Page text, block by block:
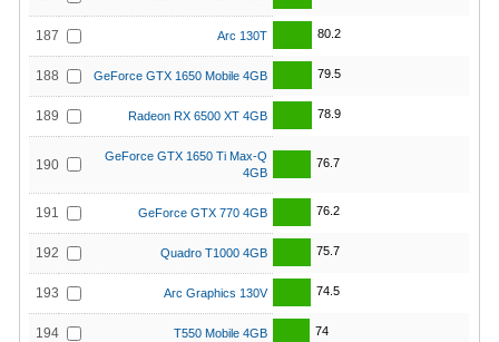
187 Arc 130T 80.2
188 GeForce GTX 1650 Mobile 4GB 79.5
189 Radeon RX 6500 XT 4GB 78.9
190
GeForce GTX 1650 Ti Max-Q
4GB
76.7
191 GeForce GTX 770 4GB 76.2
192 Quadro T1000 4GB 75.7
193 Arc Graphics 130V 74.5
194 T550 Mobile 4GB 74